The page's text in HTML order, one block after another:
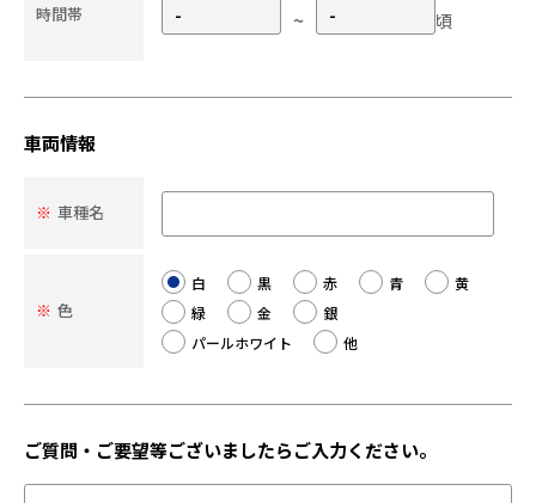
時間帯
~ 頃
車両情報
※ 車種名
※ 色
白 黒 赤 青
黄
緑
金
銀
パールホワイト
他
ご質問・ご要望等ございましたらご入力ください。